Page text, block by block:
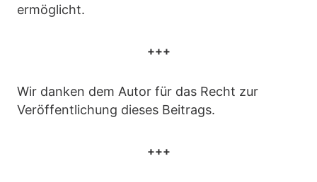
ermöglicht.
+++
Wir danken dem Autor für das Recht zur
Veröffentlichung dieses Beitrags.
+++